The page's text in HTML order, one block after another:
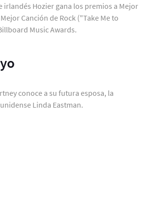
irlandés Hozier gana los premios a Mejor
Canción de Rock ("Take Me to
Music Awards.
conoce a su futura esposa, la
Linda Eastman.